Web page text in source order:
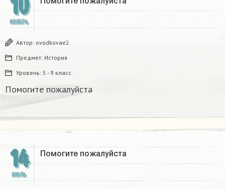
10
НОЯБРЬ
Автор: ovodkovae2
Предмет: История
Уровень: 5 - 9 класс
Помогите пожалуйста
14
ИЮЛЬ
Помогите пожалуйста